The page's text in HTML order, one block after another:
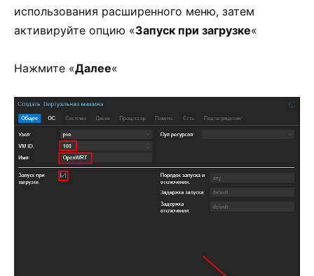
использования расширенного меню, затем
активируйте опцию «Запуск при загрузке«
Нажмите «Далее«